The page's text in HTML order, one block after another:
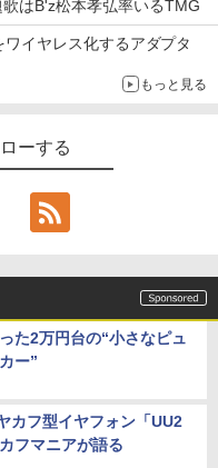
はB'z松本孝弘率いるTMG
イヤレス化するアダプタ
もっと見る
ーする
た2万円台の“小さなピュ
ー”
カフ型イヤフォン「UU2
フマニアが語る